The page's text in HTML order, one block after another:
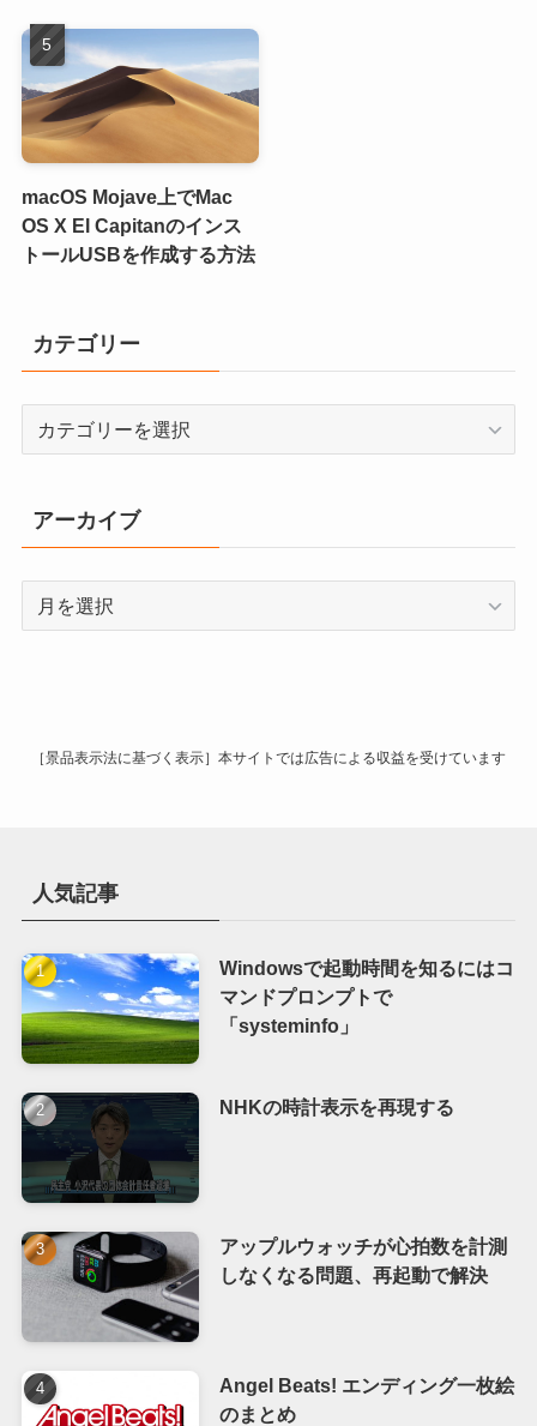
macOS Mojave上でMac
OS X El Capitanのインス
トールUSBを作成する方法
カテゴリー
リ
ー
アーカイブ
［景品表示法に基づく表示］本サイトでは広告による収益を受けています
人気記事
Windowsで起動時間を知るにはコ
マンドプロンプトで
「systeminfo」
NHKの時計表示を再現する
アップルウォッチが心拍数を計測
しなくなる問題、再起動で解決
Angel Beats! エンディング一枚絵
のまとめ